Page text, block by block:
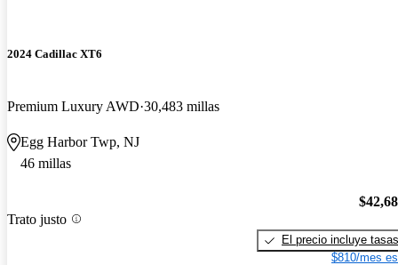
2024 Cadillac XT6
Premium Luxury AWD 30,483 millas
Egg Harbor Twp, NJ
46 millas
Trato justo
El precio incluye tasas
$810/mes